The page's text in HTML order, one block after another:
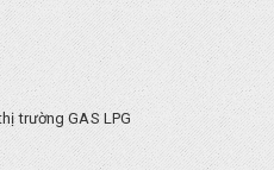
trường GAS LPG